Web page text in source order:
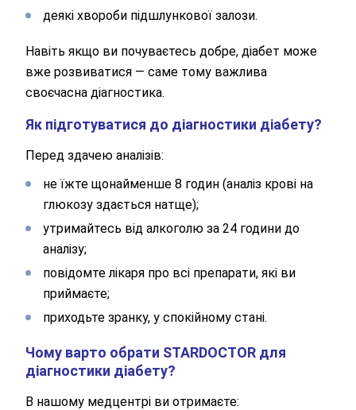
деякі хвороби підшлункової залози.
Навіть якщо ви почуваєтесь добре, діабет може
вже розвиватися — саме тому важлива
своєчасна діагностика.
Як підготуватися до діагностики діабету?
Перед здачею аналізів:
не їжте щонайменше 8 годин (аналіз крові на
глюкозу здається натще);
утримайтесь від алкоголю за 24 години до
аналізу;
повідомте лікаря про всі препарати, які ви
приймаєте;
приходьте зранку, у спокійному стані.
Чому варто обрати STARDOCTOR для
діагностики діабету?
В нашому медцентрі ви отримаєте: